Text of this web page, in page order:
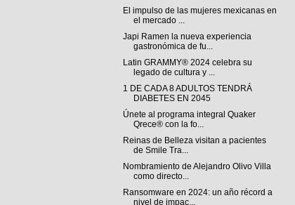
El impulso de las mujeres mexicanas en
el mercado ...
Japi Ramen la nueva experiencia
gastronómica de fu...
Latin GRAMMY® 2024 celebra su
legado de cultura y ...
1 DE CADA 8 ADULTOS TENDRÁ
DIABETES EN 2045
Únete al programa integral Quaker
Qrece® con la fo...
Reinas de Belleza visitan a pacientes
de Smile Tra...
Nombramiento de Alejandro Olivo Villa
como directo...
Ransomware en 2024: un año récord a
nivel de impac...